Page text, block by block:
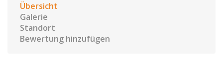
Übersicht
Galerie
Standort
Bewertung hinzufügen